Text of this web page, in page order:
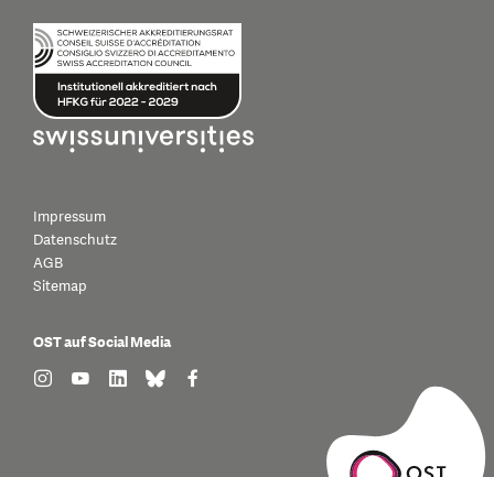
Impressum
Datenschutz
AGB
Sitemap
OST auf Social Media
find us on: instagram
find us on: youtube
find us on: linkedin
find us on: bluesky
find us on: facebook